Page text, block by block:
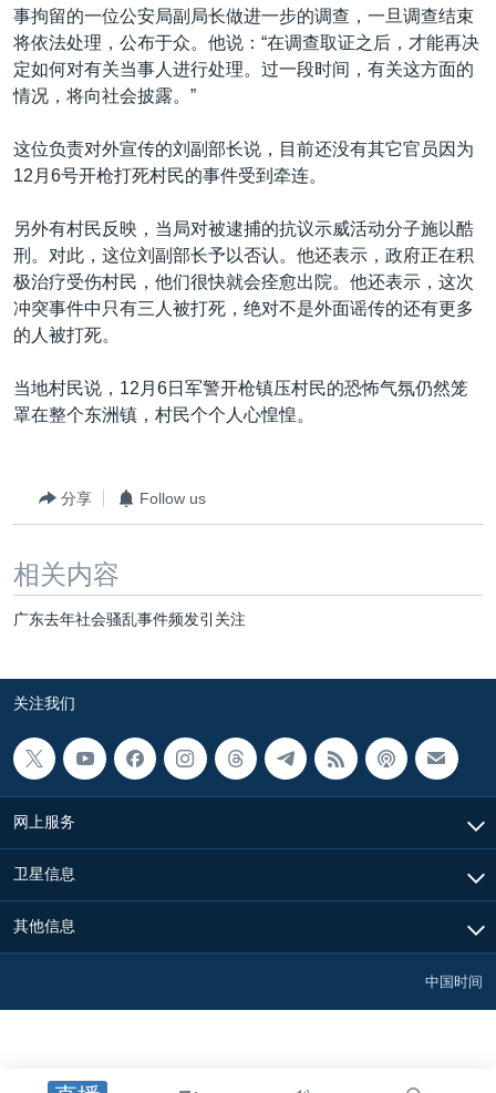
关注新疆
GEN Z 看美国
事拘留的一位公安局副局长做进一步的调查，一旦调查结束
将依法处理，公布于众。他说：“在调查取证之后，才能再决
定如何对有关当事人进行处理。过一段时间，有关这方面的
情况，将向社会披露。”
这位负责对外宣传的刘副部长说，目前还没有其它官员因为
12月6号开枪打死村民的事件受到牵连。
另外有村民反映，当局对被逮捕的抗议示威活动分子施以酷
刑。对此，这位刘副部长予以否认。他还表示，政府正在积
极治疗受伤村民，他们很快就会痊愈出院。他还表示，这次
冲突事件中只有三人被打死，绝对不是外面谣传的还有更多
的人被打死。
当地村民说，12月6日军警开枪镇压村民的恐怖气氛仍然笼
罩在整个东洲镇，村民个个人心惶惶。
分享 Follow us
相关内容
广东去年社会骚乱事件频发引关注
关注我们
网上服务
卫星信息
其他信息
中国时间